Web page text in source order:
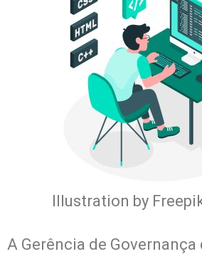
Illustration by
A Gerência de